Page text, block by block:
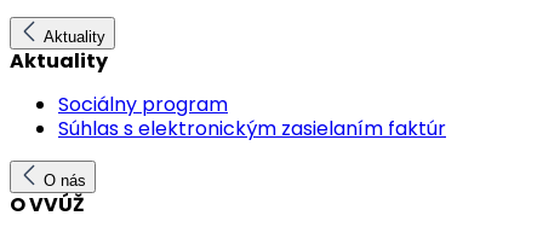
Aktuality
Aktuality
Sociálny program
Súhlas s elektronickým zasielaním faktúr
O nás
O VVÚŽ